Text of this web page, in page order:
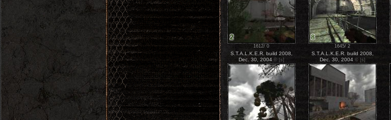
2
1612/0
8
1645/2
S.T.A.L.K.E.R. build 2008,
Dec. 30, 2004 © [s]
S.T.A.L.K.E.R. build 2008,
Dec. 30, 2004 © [s]